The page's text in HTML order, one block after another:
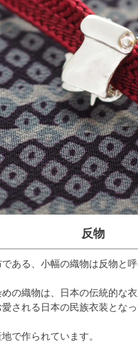
反物
ある、小幅の織物は反物と呼
の織物は、日本の伝統的な
される日本の民族衣装となっ
で作られています。